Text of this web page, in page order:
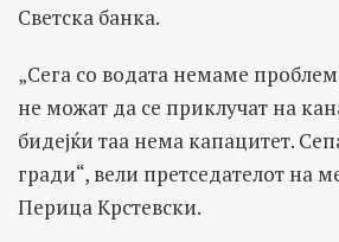
Светска банка.
„Сега со водата немаме
не можат да се приклучат на
бидејќи таа нема капацитет.
гради“, вели претседателот на
Перица Крстевски.